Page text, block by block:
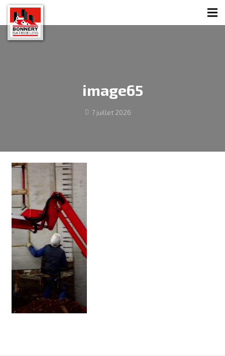
image65
7 juillet 2026